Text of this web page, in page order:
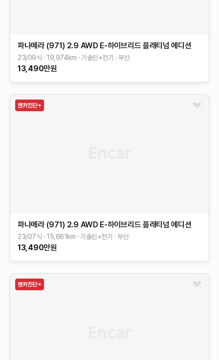
파나메라 (971) 2.9 AWD E-하이브리드 플래티넘 에디션
23/09식 19,974km 가솔린+전기 부산
13,490만원
파나메라 (971) 2.9 AWD E-하이브리드 플래티넘 에디션
23/07식 15,661 km 가솔린+전기 부산
13,490만원